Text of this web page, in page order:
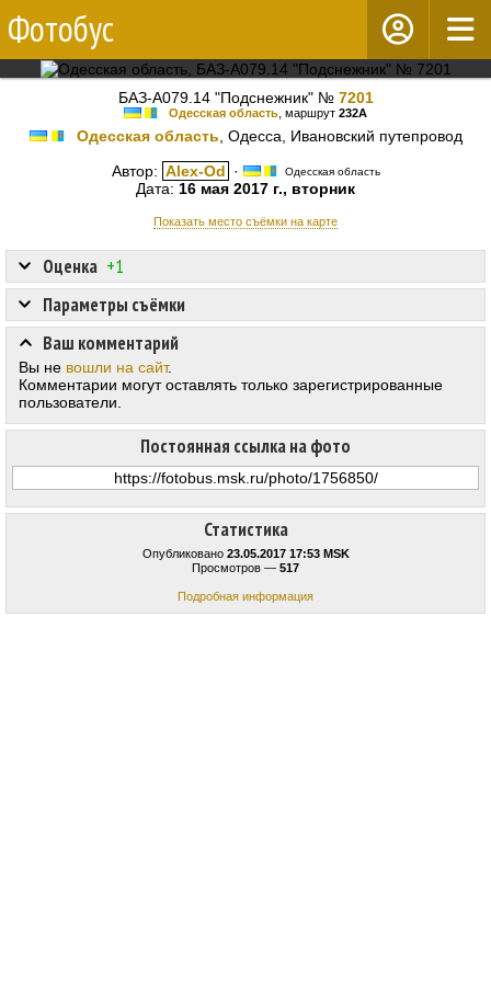
Фотобус
БАЗ-А079.14 "Подснежник" № 7201
Одесская область , маршрут 232А
Одесская область , Одесса, Ивановский путепровод
Автор: Alex-Od · Одесская область
Дата: 16 мая 2017 г., вторник
Показать место съёмки на карте
Статистика
Опубликовано 23.05.2017 17:53 MSK
Просмотров — 517
Подробная информация
Оценка +1
Постоянная ссылка на фото
Параметры съёмки
Ваш комментарий
Вы не вошли на сайт.
Комментарии могут оставлять только зарегистрированные
пользователи.